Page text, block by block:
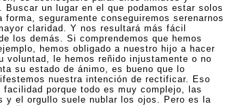
Buscar un lugar en el que podamos estar solos
seguramente conseguiremos serenarnos
claridad. Y nos resultará más fácil
los demás. Si comprendemos que hemos
hemos obligado a nuestro hijo a hacer
voluntad, le hemos reñido injustamente o no
su estado de ánimo, es bueno que lo
nuestra intención de rectificar. Eso
facilidad porque todo es muy complejo, las
y el orgullo suele nublar los ojos. Pero es la